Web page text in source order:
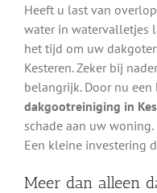
Heeft u last van
water in watervalletjes
het tijd om uw
Kesteren. Zeker bij
belangrijk. Door nu
dakgootreiniging in
schade aan uw
Een kleine investering
Meer dan alleen